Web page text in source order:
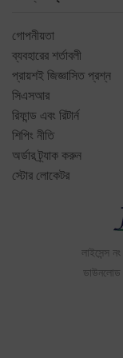
গোপনীয়তা
ব্যবহারের শর্তাবলী
প্রায়শই জিজ্ঞাসিত প্রশ্ন
সিএসআর
রিফান্ড এবং রিটার্ন
শিপিং নীতি
অর্ডার ট্র্যাক করুন
স্টোর লোকেটর
লাইসেন্স নং
ডাউনলোড